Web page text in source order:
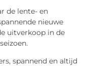
de lente- en
nieuwe
uitverkoop in de
spannend en altijd